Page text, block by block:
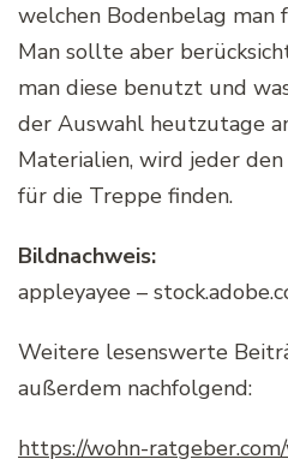
welchen Bodenbelag
Man sollte aber
man diese benutzt und
der Auswahl heutzutage
Materialien, wird jeder
für die Treppe finden.
Bildnachweis:
appleyayee –
Weitere lesenswerte
außerdem nachfolgend:
https://wohn-